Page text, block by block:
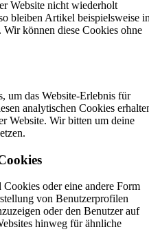
Website nicht wiederholt
bleiben Artikel beispielsweise
können diese Cookies ohne
um das Website-Erlebnis für
analytischen Cookies
Website. Wir bitten um deine
oder eine andere Form
von Benutzerprofilen
oder den Benutzer auf
hinweg für ähnliche